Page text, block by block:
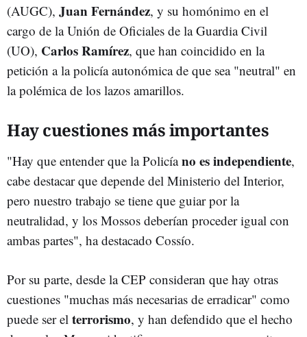
(AUGC), Juan Fernández, y su homónimo en el
cargo de la Unión de Oficiales de la Guardia Civil
(UO), Carlos Ramírez, que han coincidido en la
petición a la policía autonómica de que sea "neutral" en
la polémica de los lazos amarillos.
Hay cuestiones más importantes
"Hay que entender que la Policíano es independiente,
cabe destacar que depende del Ministerio del Interior,
pero nuestro trabajo se tiene que guiar por la
neutralidad, y los Mossos deberían proceder igual con
ambas partes", ha destacado Cossío.
Por su parte, desde la CEP consideran que hay otras
cuestiones "muchas más necesarias de erradicar" como
puede ser el terrorismo, y han defendido que el hecho